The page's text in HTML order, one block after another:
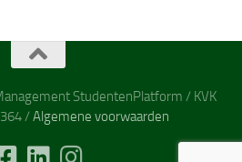
StudentenPlatform / KVK
/ Algemene voorwaarden